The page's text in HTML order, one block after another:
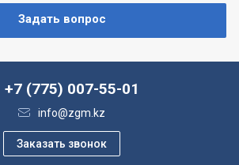
+7 (775) 007-55-01
info@zgm.kz